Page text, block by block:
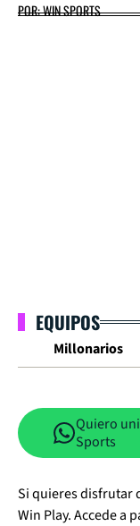
POR: WIN SPORTS
EQUIPOS
Millonarios
Quiero
Sports
Si quieres disfrutar
Win Play. Accede a